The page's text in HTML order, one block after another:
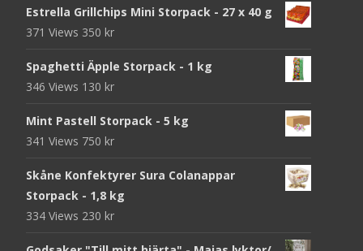
Estrella Grillchips Mini Storpack - 27 x 40 g
371 Views 350 kr
Spaghetti Äpple Storpack - 1 kg
346 Views 130 kr
Mint Pastell Storpack - 5 kg
341 Views 750 kr
Skåne Konfektyrer Sura Colanappar
Storpack - 1,8 kg
334 Views 230 kr